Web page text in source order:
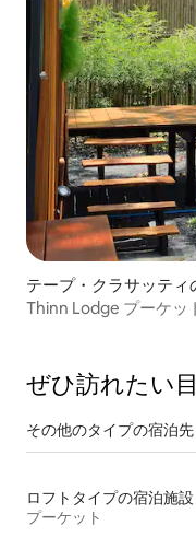
テープ・クラサッティ
Thinn Lodge プーケッ
ぜひ訪⁠れ⁠た⁠い
その他のタ⁠イ⁠プ⁠の宿⁠泊⁠先
ロフトタイプの宿泊施設
プーケット